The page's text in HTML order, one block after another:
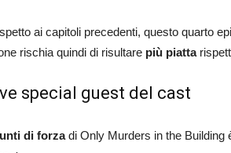
ai capitoli precedenti, questo quarto
rischia quindi di risultare più piatta
special guest del cast
di forzadi Only Murders in the Building